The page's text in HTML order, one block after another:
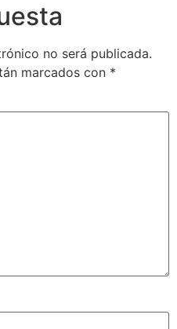
no será publicada.
marcados con *